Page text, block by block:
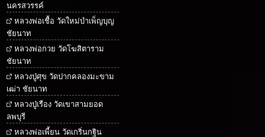
นครสวรรค์
หลวงพ่อเชื้อ วัดใหม่บำเพ็ญบุญ
ชัยนาท
หลวงพ่อกวย วัดโฆสิตาราม
ชัยนาท
หลวงปู่ศุข วัดปากคลองมะขาม
เฒ่า ชัยนาท
หลวงปู่เรือง วัดเขาสามยอด
ลพบุรี
หลวงพ่อเพี้ยน วัดเกริ่นกฐิน